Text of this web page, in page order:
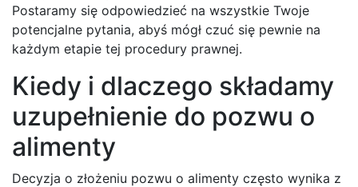
Postaramy się odpowiedzieć na wszystkie Twoje
potencjalne pytania, abyś mógł czuć się pewnie na
każdym etapie tej procedury prawnej.
Kiedy i dlaczego składamy
uzupełnienie do pozwu o
alimenty
Decyzja o złożeniu pozwu o alimenty często wynika z